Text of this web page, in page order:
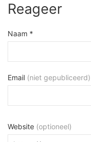
Reageer
Naam *
Email (niet gepubliceerd)
Website (optioneel)